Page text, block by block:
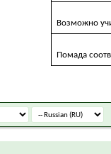
Возможно
Помада